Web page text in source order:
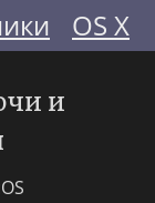
OS X
и